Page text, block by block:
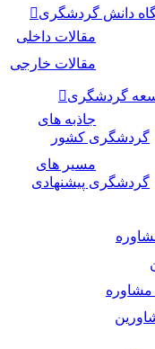
دانش گردشگری
مقالات داخلی
مقالات خارجی
گردشگری
جاذبه های
گردشگری کشور
مسیر های
گردشگری پیشنهادی